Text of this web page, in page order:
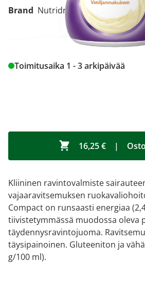
Brand Nutridrink
Toimitusaika 1 - 3 arkipäivää
16,25 € |
Kliininen ravintovalmiste
vajaaravitsemuksen
Compact on runsaasti energiaa
tiivistetymmässä muodossa oleva
täydennysravintojuoma.
täysipainoinen. Gluteeniton ja
g/100 ml).